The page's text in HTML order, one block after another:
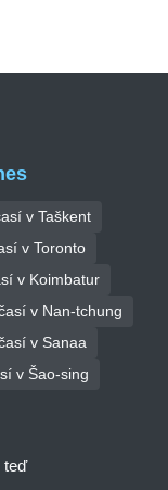
v Taškent
v Toronto
v Koimbatur
v Nan-tchung
v Sanaa
v Šao-sing
teď